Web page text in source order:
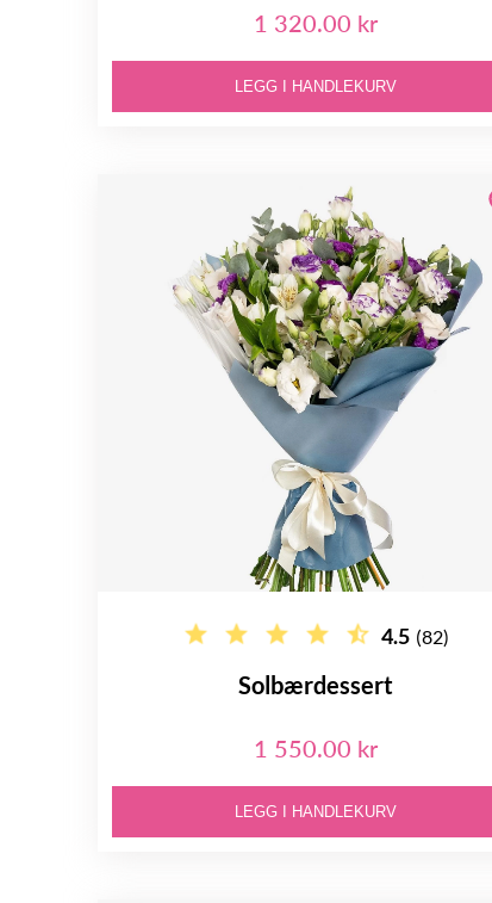
1 320.00 kr
LEGG I HANDLEKURV
4.5 (82)
Solbærdessert
1 550.00 kr
LEGG I HANDLEKURV